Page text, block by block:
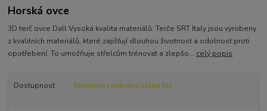
Horská ovce
3D terč ovce Dall Vysoká kvalita materiálů: Terče SRT Italy jsou vyrobeny
z kvalitních materiálů, které zajišťují dlouhou životnost a odolnost proti
opotřebení. To umožňuje střelcům trénovat a zlepšo... celý popis
Dostupnost Skladem centrální sklad EU